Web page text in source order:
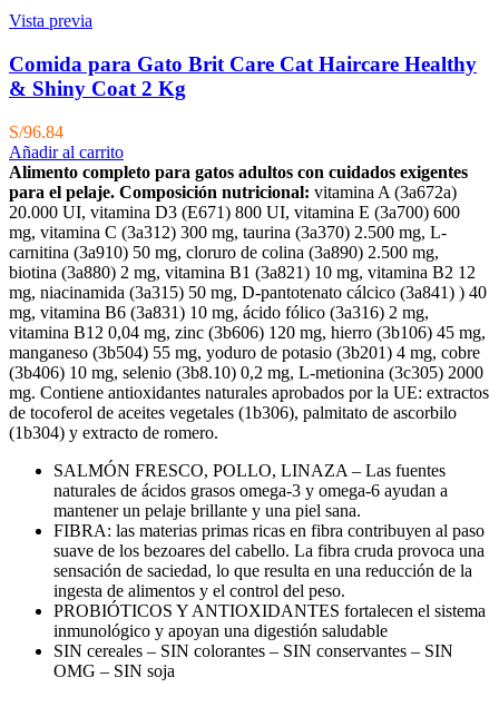
Vista previa
Comida para Gato Brit Care Cat Haircare Healthy
& Shiny Coat 2 Kg
S/96.84
Añadir al carrito
Alimento completo para gatos adultos con cuidados exigentes
para el pelaje. Composición nutricional: vitamina A (3a672a)
20.000 UI, vitamina D3 (E671) 800 UI, vitamina E (3a700) 600
mg, vitamina C (3a312) 300 mg, taurina (3a370) 2.500 mg, L-
carnitina (3a910) 50 mg, cloruro de colina (3a890) 2.500 mg,
biotina (3a880) 2 mg, vitamina B1 (3a821) 10 mg, vitamina B2 12
mg, niacinamida (3a315) 50 mg, D-pantotenato cálcico (3a841) ) 40
mg, vitamina B6 (3a831) 10 mg, ácido fólico (3a316) 2 mg,
vitamina B12 0,04 mg, zinc (3b606) 120 mg, hierro (3b106) 45 mg,
manganeso (3b504) 55 mg, yoduro de potasio (3b201) 4 mg, cobre
(3b406) 10 mg, selenio (3b8.10) 0,2 mg, L-metionina (3c305) 2000
mg. Contiene antioxidantes naturales aprobados por la UE: extractos
de tocoferol de aceites vegetales (1b306), palmitato de ascorbilo
(1b304) y extracto de romero.
SALMÓN FRESCO, POLLO, LINAZA – Las fuentes
naturales de ácidos grasos omega-3 y omega-6 ayudan a
mantener un pelaje brillante y una piel sana.
FIBRA: las materias primas ricas en fibra contribuyen al paso
suave de los bezoares del cabello. La fibra cruda provoca una
sensación de saciedad, lo que resulta en una reducción de la
ingesta de alimentos y el control del peso.
PROBIÓTICOS Y ANTIOXIDANTES fortalecen el sistema
inmunológico y apoyan una digestión saludable
SIN cereales – SIN colorantes – SIN conservantes – SIN
OMG – SIN soja